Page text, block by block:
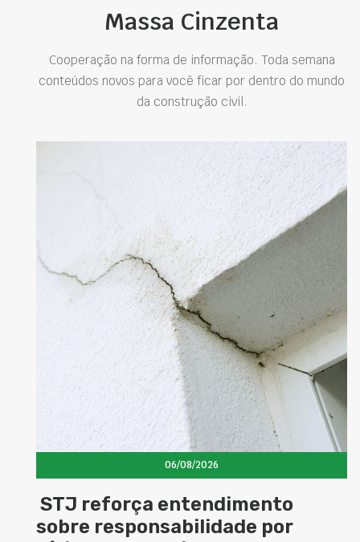
Massa Cinzenta
Cooperação na forma de informação. Toda semana
conteúdos novos para você ficar por dentro do mundo
da construção civil.
06/08/2026
STJ reforça entendimento
sobre responsabilidade por